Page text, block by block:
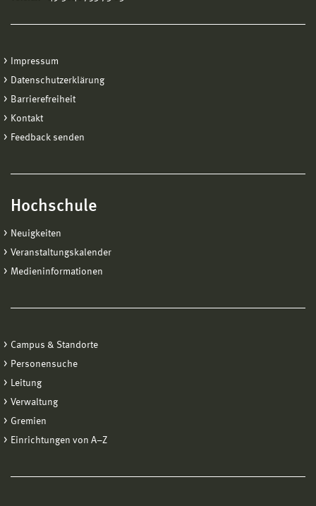
Impressum
Datenschutzerklärung
Barrierefreiheit
Kontakt
Feedback senden
Hochschule
Neuigkeiten
Veranstaltungskalender
Medieninformationen
Campus & Standorte
Personensuche
Leitung
Verwaltung
Gremien
Einrichtungen von A−Z